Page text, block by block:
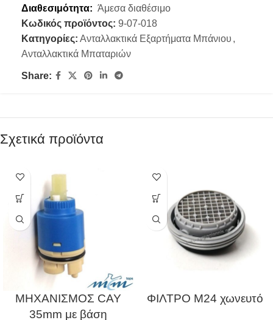
Διαθεσιμότητα: Άμεσα διαθέσιμο
Κωδικός προϊόντος: 9-07-018
Κατηγορίες: Ανταλλακτικά Εξαρτήματα Μπάνιου ,
Ανταλλακτικά Μπαταριών
Share:
Σχετικά προϊόντα
ΜΗΧΑΝΙΣΜΟΣ CAY
35mm με βάση
ΦΙΛΤΡΟ Μ24 χωνευτό